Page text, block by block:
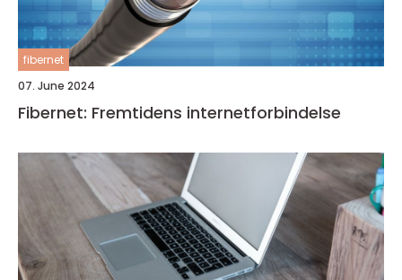
fibernet
07. June 2024
Fibernet: Fremtidens internetforbindelse